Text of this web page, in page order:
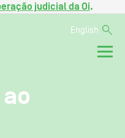
judicial da Oi.
English